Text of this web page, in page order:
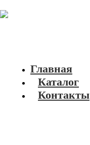
Главная
Каталог
Контакты